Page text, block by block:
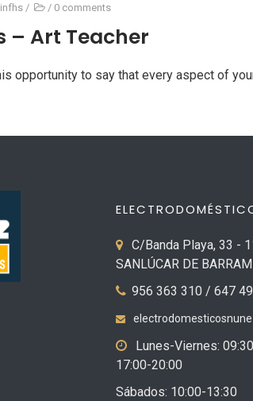
/ / 0 comments
– Art Teacher
opportunity to say that every aspect of
C/Banda Playa, 33 -
SANLÚCAR DE
956 363 310 / 647
Lunes-Viernes:
17:00-20:00
Sábados: 10:00-13:30